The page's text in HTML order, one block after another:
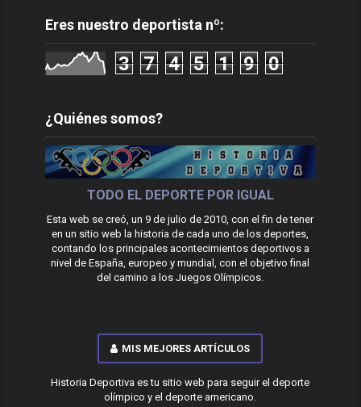
Eres nuestro deportista nº:
3 7 4 5 1 9 0
¿Quiénes somos?
TODO EL DEPORTE POR IGUAL
Esta web se creó, un 9 de julio de 2010, con el fin de tener
en un sitio web la historia de cada uno de los deportes,
contando los principales acontecimientos deportivos a
nivel de España, europeo y mundial, con el objetivo final
del camino a los Juegos Olímpicos.
MIS MEJORES ARTÍCULOS
Historia Deportiva es tu sitio web para seguir el deporte
olímpico y el deporte americano.